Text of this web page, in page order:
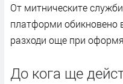
От митническите
платформи обикновено
разходи още при
До кога ще